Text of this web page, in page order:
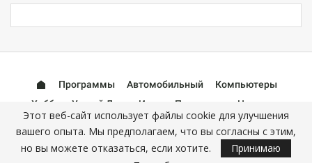
Программы Автомобильный
Компьютеры
Хобби
Умный Дом Игры Потоковое
Носимые
Аксессуары
Этот веб-сайт использует файлы cookie для улучшения
вашего опыта. Мы предполагаем, что вы согласны с этим,
но вы можете отказаться, если хотите.
Принимаю